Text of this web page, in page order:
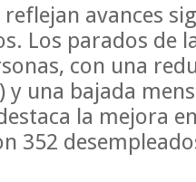
avances
Los parados de
con una
y una bajada
la mejora
352